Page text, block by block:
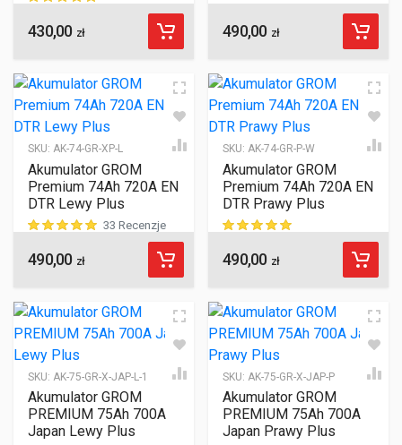
ocen klientów
430,00 zł 490,00 zł
SKU: AK-74-GR-XP-L
Akumulator GROM
Premium 74Ah 720A EN
DTR Lewy Plus
ocen klientów
33 Recenzje
490,00 zł
SKU: AK-74-GR-P-W
Akumulator GROM
Premium 74Ah 720A EN
DTR Prawy Plus
ocen klientów
490,00 zł
SKU: AK-75-GR-X-JAP-L-1
Akumulator GROM
PREMIUM 75Ah 700A
Japan Lewy Plus
SKU: AK-75-GR-X-JAP-P
Akumulator GROM
PREMIUM 75Ah 700A
Japan Prawy Plus